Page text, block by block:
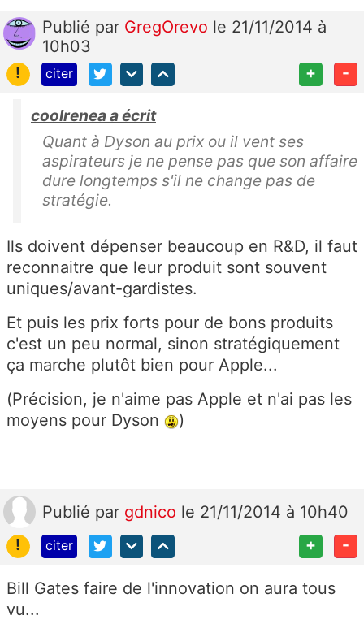
Publié par GregOrevo le 21/11/2014 à
10h03
!
citer + -
coolrenea a écrit
Quant à Dyson au prix ou il vent ses
aspirateurs je ne pense pas que son affaire
dure longtemps s'il ne change pas de
stratégie.
Ils doivent dépenser beaucoup en R&D, il faut
reconnaitre que leur produit sont souvent
uniques/avant-gardistes.
Et puis les prix forts pour de bons produits
c'est un peu normal, sinon stratégiquement
ça marche plutôt bien pour Apple...
(Précision, je n'aime pas Apple et n'ai pas les
moyens pour Dyson
)
Publié par gdnico le 21/11/2014 à 10h40
!
citer + -
Bill Gates faire de l'innovation on aura tous
vu...